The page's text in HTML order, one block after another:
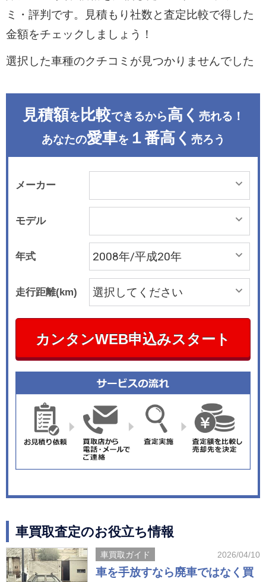
ミ・評判です。見積もり社数と査定比較で得した
金額をチェックしましょう！
選択した車種のクチコミが見つかりませんでした
見積額を 比較できるから高く 売れる！
あなたの愛車を １番高く 売ろう
メーカー
モデル
年式
走行距離(km)
カンタンWEB申込みスタート
車買取査定のお役立ち情報
車買取ガイド 2026/04/10
車を手放すなら廃車ではなく買